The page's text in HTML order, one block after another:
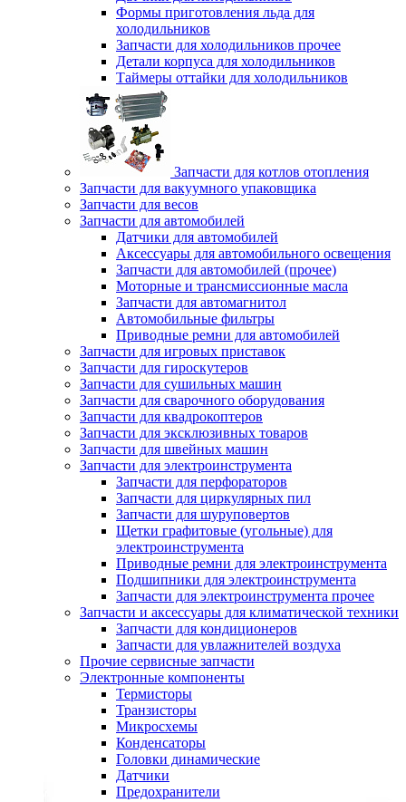
Формы приготовления льда для
холодильников
Запчасти для холодильников прочее
Детали корпуса для холодильников
Таймеры оттайки для холодильников
Запчасти для котлов отопления
Запчасти для вакуумного упаковщика
Запчасти для весов
Запчасти для автомобилей
Датчики для автомобилей
Аксессуары для автомобильного освещения
Запчасти для автомобилей (прочее)
Моторные и трансмиссионные масла
Запчасти для автомагнитол
Автомобильные фильтры
Приводные ремни для автомобилей
Запчасти для игровых приставок
Запчасти для гироскутеров
Запчасти для сушильных машин
Запчасти для сварочного оборудования
Запчасти для квадрокоптеров
Запчасти для эксклюзивных товаров
Запчасти для швейных машин
Запчасти для электроинструмента
Запчасти для перфораторов
Запчасти для циркулярных пил
Запчасти для шуруповертов
Щетки графитовые (угольные) для
электроинструмента
Приводные ремни для электроинструмента
Подшипники для электроинструмента
Запчасти для электроинструмента прочее
Запчасти и аксессуары для климатической техники
Запчасти для кондиционеров
Запчасти для увлажнителей воздуха
Прочие сервисные запчасти
Электронные компоненты
Термисторы
Транзисторы
Микросхемы
Конденсаторы
Головки динамические
Датчики
Предохранители